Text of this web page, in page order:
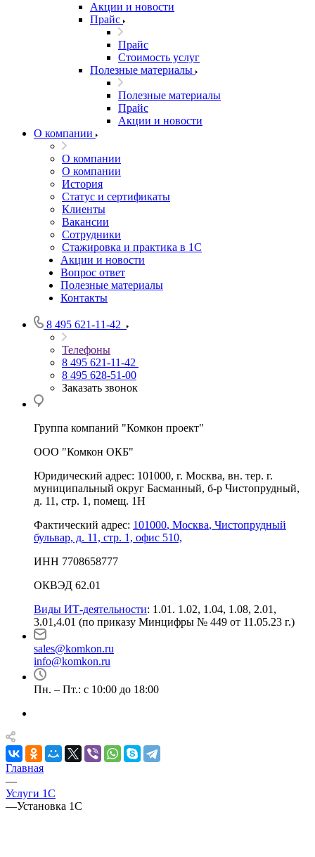
Акции и новости
Прайс
Прайс
Стоимость услуг
Полезные материалы
Полезные материалы
Прайс
Акции и новости
О компании
О компании
О компании
История
Статус и сертификаты
Клиенты
Вакансии
Сотрудники
Стажировка и практика в 1С
Акции и новости
Вопрос ответ
Полезные материалы
Контакты
8 495 621-11-42
Телефоны
8 495 621-11-42
8 495 628-51-00
Заказать звонок
Группа компаний "Комкон проект"
ООО "Комкон ОКБ"
Юридический адрес: 101000, г. Москва, вн. тер. г.
муниципальный округ Басманный, б-р Чистопрудный,
д. 11, стр. 1, помещ. 1Н
Фактический адрес: 101000, Москва, Чистопрудный
бульвар, д. 11, стр. 1, офис 510,
ИНН 7708658777
ОКВЭД 62.01
Виды ИТ-деятельности: 1.01. 1.02, 1.04, 1.08, 2.01,
3.01,4.01 (по приказу Минцифры № 449 от 11.05.23 г.)
sales@komkon.ru
info@komkon.ru
Пн. – Пт.: с 10:00 до 18:00
Главная
—
Услуги 1С
—Установка 1С